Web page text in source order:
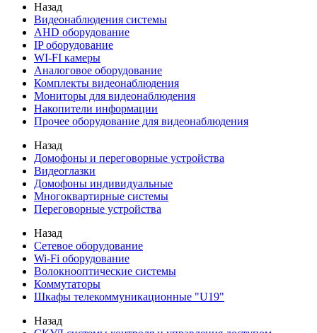
Назад
Видеонаблюдения cистемы
AHD оборудование
IP оборудование
WI-FI камеры
Аналоговое оборудование
Комплекты видеонаблюдения
Мониторы для видеонаблюдения
Накопители информации
Прочее оборудование для видеонаблюдения
Назад
Домофоны и переговорные устройства
Видеоглазки
Домофоны индивидуальные
Многоквартирные системы
Переговорные устройства
Назад
Сетевое оборудование
Wi-Fi оборудование
Волокнооптические системы
Коммутаторы
Шкафы телекоммуникационные "U19"
Назад